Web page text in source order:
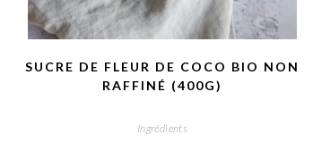
SUCRE DE FLEUR DE COCO BIO NON
RAFFINÉ (400G)
Ingrédients